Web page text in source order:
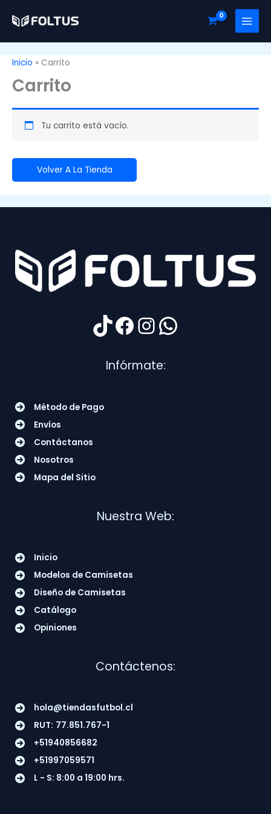
Inicio Carrito
Carrito
Tu carrito está vacío.
Volver A La Tienda
TikTok
Facebook
Instagram
WhatsApp
Infórmate:
Método de Pago
Envíos
Contáctanos
Nosotros
Mapa del Sitio
Nuestra Web:
Inicio
Modelos de Camisetas
Diseño de Camisetas
Catálogo
Opiniones
Contáctenos:
hola@tiendasfutbol.cl
RUT: 77.851.767-1
+51940856682
+51997059571
L - S: 8:00 a 19:00 hrs.